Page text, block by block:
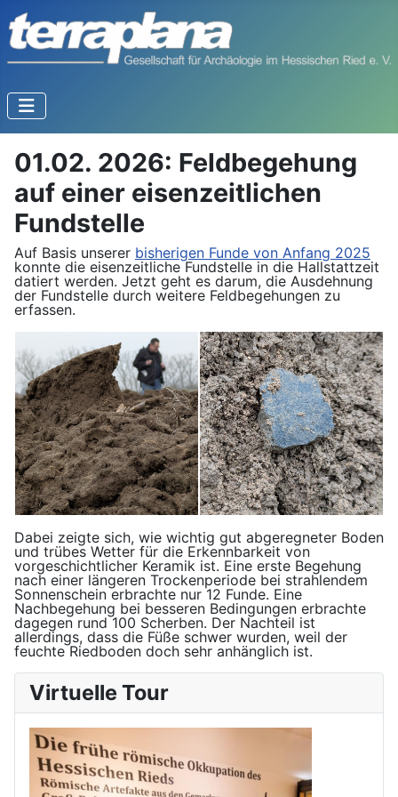
01.02. 2026: Feldbegehung
auf einer eisenzeitlichen
Fundstelle
Auf Basis unserer bisherigen Funde von Anfang 2025
konnte die eisenzeitliche Fundstelle in die Hallstattzeit
datiert werden. Jetzt geht es darum, die Ausdehnung
der Fundstelle durch weitere Feldbegehungen zu
erfassen.
Dabei zeigte sich, wie wichtig gut abgeregneter Boden
und trübes Wetter für die Erkennbarkeit von
vorgeschichtlicher Keramik ist. Eine erste Begehung
nach einer längeren Trockenperiode bei strahlendem
Sonnenschein erbrachte nur 12 Funde. Eine
Nachbegehung bei besseren Bedingungen erbrachte
dagegen rund 100 Scherben. Der Nachteil ist
allerdings, dass die Füße schwer wurden, weil der
feuchte Riedboden doch sehr anhänglich ist.
Virtuelle Tour